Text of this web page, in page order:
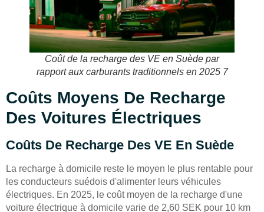
Coût de la recharge des VE en Suède par
rapport aux carburants traditionnels en 2025 7
Coûts Moyens De Recharge
Des Voitures Électriques
Coûts De Recharge Des VE En Suède
La recharge à domicile reste le moyen le plus rentable pour
les conducteurs suédois d'alimenter leurs véhicules
électriques. En 2025, le coût moyen de la recharge d'une
voiture électrique à domicile varie de 2,60 SEK pour 10 km